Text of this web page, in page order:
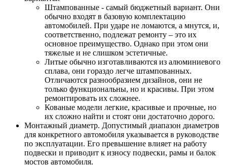
Штампованные - самый бюджетный вариант. Они
обычно входят в базовую комплектацию
автомобилей. При ударе не ломаются, а мнутся, и,
соответственно, подлежат ремонту – это их
основное преимущество. Однако при этом они
тяжелые и не слишком эстетичные.
Литые обычно изготавливаются из алюминиевого
сплава, они гораздо легче штампованных.
Отличаются разнообразием дизайнов, они не
только функциональны, но и красивы. При этом
ремонтировать их сложнее.
Кованые модели легкие, красивые и прочные, но
их сложно найти и стоят они достаточно дорого.
Монтажный диаметр. Допустимый диапазон диаметров
для конкретного автомобиля указывается в руководстве
по эксплуатации. Его превышение влияет на работу
подвески и приводит к износу подвески, рамы и балок
мостов автомобиля.